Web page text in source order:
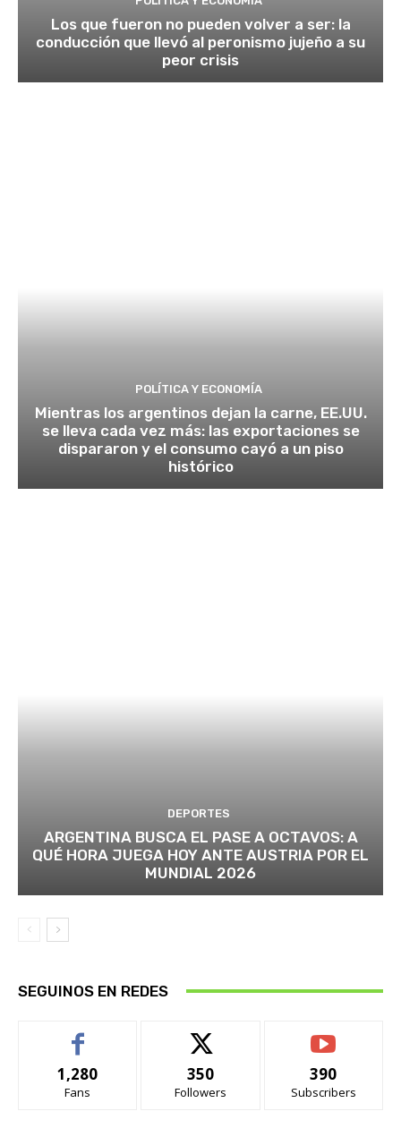
Los que fueron no pueden volver a ser: la
conducción que llevó al peronismo jujeño a su
peor crisis
POLÍTICA Y ECONOMÍA
Mientras los argentinos dejan la carne, EE.UU.
se lleva cada vez más: las exportaciones se
dispararon y el consumo cayó a un piso
histórico
DEPORTES
ARGENTINA BUSCA EL PASE A OCTAVOS: A
QUÉ HORA JUEGA HOY ANTE AUSTRIA POR EL
MUNDIAL 2026
SEGUINOS EN REDES
1,280
Fans
350
Followers
390
Subscribers